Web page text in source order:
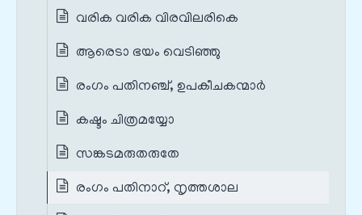
വരിക വരിക വിരവിലരികെ
ആരെടാ ഭയം വെടിഞ്ഞു
രംഗം പതിനഞ്ച്, ഉപകീചകന്മാർ
കഷ്ടം ചിത്രമയ്യോ
സങ്കടമരുതരുതേ
രംഗം പതിനാറ്, നൃത്തശാല